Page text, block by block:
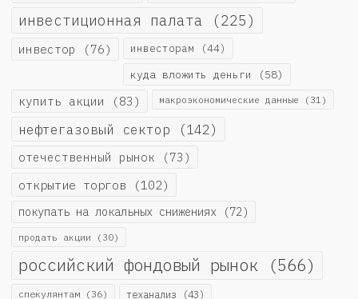
инвестиционная палата (225)
инвестор (76) инвесторам (44)
куда вложить деньги (58)
купить акции (83) макроэкономические данные (31)
нефтегазовый сектор (142)
отечественный рынок (73)
открытие торгов (102)
покупать на локальных снижениях (72)
продать акции (30)
российский фондовый рынок (566)
спекулянтам (36) теханализ (43)